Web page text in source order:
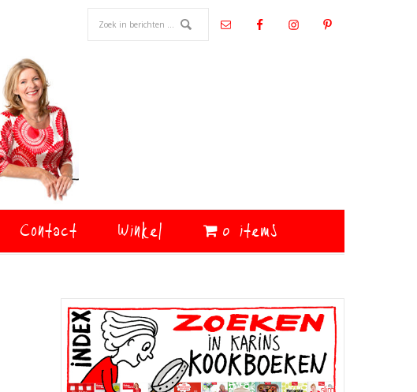
Contact Winkel 0 items
Primaire
Sidebar